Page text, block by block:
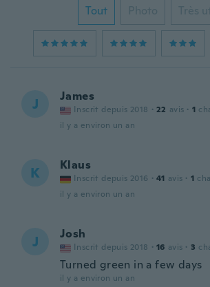
Tout Photo Très
J James
Inscrit depuis 2018 · 22 avis · 1
il y a environ un an
K Klaus
Inscrit depuis 2016 · 41 avis · 1
il y a environ un an
J Josh
Inscrit depuis 2018 · 16 avis · 3
Turned green in a few days
il y a environ un an